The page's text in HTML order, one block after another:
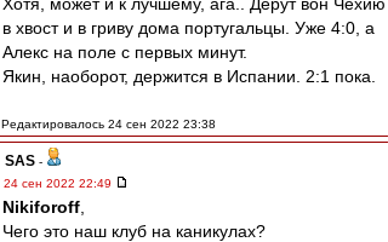
в хвост и в гриву дома португальцы. Уже 4:0, а
Алекс на поле с первых минут.
Якин, наоборот, держится в Испании. 2:1 пока.
Редактировалось 24 сен 2022 23:38
SAS -
24 сен 2022 22:49
Nikiforoff
Чего это наш клуб на каникулах?